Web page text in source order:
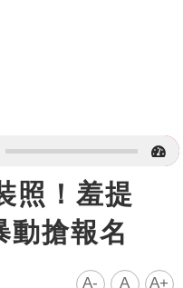
照！羞提
動搶報名
A- A A+